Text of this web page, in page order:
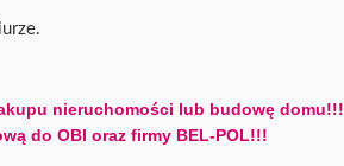
nieruchomości lub budowę domu!!!
do OBI oraz firmy BEL-POL!!!